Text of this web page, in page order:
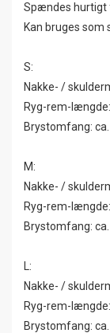
Spændes hurtigt
Kan bruges som
S:
Nakke- /
Ryg-rem-
Brystomfang:
M:
Nakke- /
Ryg-rem-
Brystomfang:
L:
Nakke- /
Ryg-rem-
Brystomfang: